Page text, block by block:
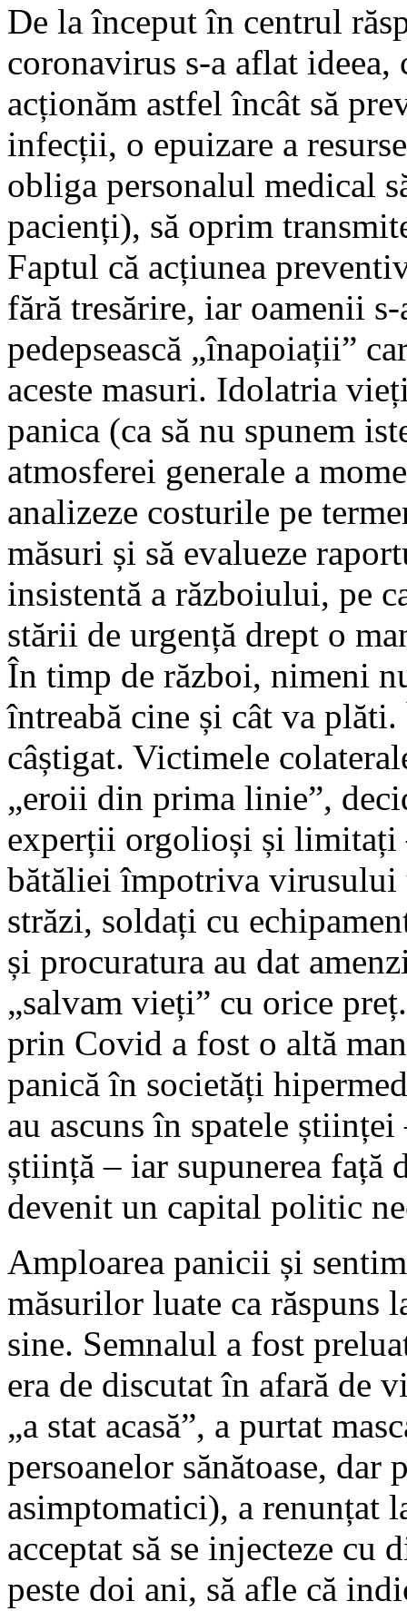
De la început în centrul
coronavirus s-a aflat
acționăm astfel încât să
infecții, o epuizare a
obliga personalul medical
pacienți), să oprim
Faptul că acțiunea
fără tresărire, iar oamenii
pedepsească „înapoiații”
aceste masuri. Idolatria
panica (ca să nu spunem
atmosferei generale a
analizeze costurile pe
măsuri și să evalueze
insistentă a războiului, pe
stării de urgență drept o
În timp de război, nimeni
întreabă cine și cât va
câștigat. Victimele
„eroii din prima linie”,
experții orgolioși și
bătăliei împotriva virusului
străzi, soldați cu
și procuratura au dat
„salvam vieți” cu orice
prin Covid a fost o altă
panică în societăți
au ascuns în spatele
știință – iar supunerea față
devenit un capital politic
Amploarea panicii și
măsurilor luate ca răspuns
sine. Semnalul a fost
era de discutat în afară de
„a stat acasă”, a purtat
persoanelor sănătoase,
asimptomatici), a renunțat
acceptat să se injecteze cu
peste doi ani, să afle că